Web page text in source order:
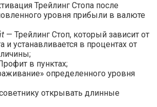
Трейлинг Стопа после
уровня прибыли в валюте
— Трейлинг Стоп, который зависит от
устанавливается в процентах от
в пунктах;
определенного уровня
открывать длинные